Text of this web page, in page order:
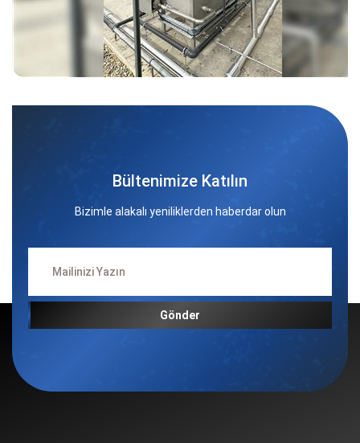
Bültenimize Katılın
Bizimle alakalı yeniliklerden haberdar olun
Gönder